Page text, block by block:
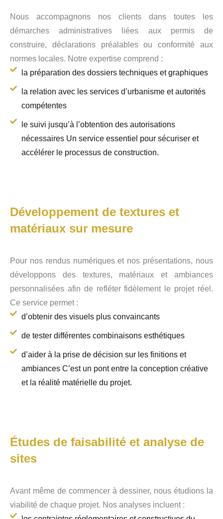
Nous accompagnons nos clients dans toutes les
démarches administratives liées aux permis de
construire, déclarations préalables ou conformité aux
normes locales. Notre expertise comprend :
la préparation des dossiers techniques et graphiques
la relation avec les services d’urbanisme et autorités
compétentes
le suivi jusqu’à l’obtention des autorisations
nécessaires Un service essentiel pour sécuriser et
accélérer le processus de construction.
Développement de textures et
matériaux sur mesure
Pour nos rendus numériques et nos présentations, nous
développons des textures, matériaux et ambiances
personnalisées afin de refléter fidèlement le projet réel.
Ce service permet :
d’obtenir des visuels plus convaincants
de tester différentes combinaisons esthétiques
d’aider à la prise de décision sur les finitions et
ambiances C’est un pont entre la conception créative
et la réalité matérielle du projet.
Études de faisabilité et analyse de
sites
Avant même de commencer à dessiner, nous étudions la
viabilité de chaque projet. Nos analyses incluent :